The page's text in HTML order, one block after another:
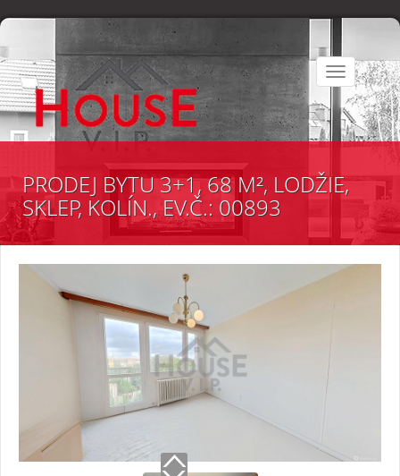
Toggle
navigation
PRODEJ BYTU 3+1, 68 M², LODŽIE,
SKLEP, KOLÍN., EV.Č.: 00893